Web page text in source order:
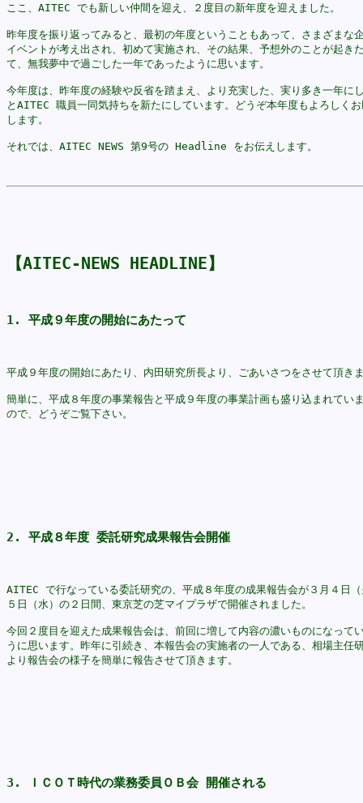
ここ、AITEC でも新しい仲間を迎え、２度目の新年度を迎えました。
昨年度を振り返ってみると、最初の年度ということもあって、さまざまな
イベントが考え出され、初めて実施され、その結果、予想外のことが起き
て、無我夢中で過ごした一年であったように思います。
今年度は、昨年度の経験や反省を踏まえ、より充実した、実り多き一年に
とAITEC 職員一同気持ちを新たにしています。どうぞ本年度もよろしく
します。
それでは、AITEC NEWS 第9号の Headline をお伝えします。
【AITEC-NEWS HEADLINE】
1. 平成９年度の開始にあたって
平成９年度の開始にあたり、内田研究所長より、ごあいさつをさせて頂き
簡単に、平成８年度の事業報告と平成９年度の事業計画も盛り込まれてい
ので、どうぞご覧下さい。
2. 平成８年度 委託研究成果報告会開催
AITEC で行なっている委託研究の、平成８年度の成果報告会が３月４日
５日（水）の２日間、東京芝の芝マイプラザで開催されました。
今回２度目を迎えた成果報告会は、前回に増して内容の濃いものになって
うに思います。昨年に引続き、本報告会の実施者の一人である、相場主任
より報告会の様子を簡単に報告させて頂きます。
3. ＩＣＯＴ時代の業務委員ＯＢ会 開催される